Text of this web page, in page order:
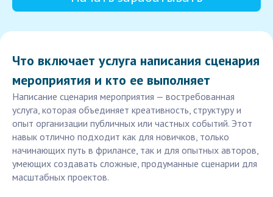
Что включает услуга написания сценария
мероприятия и кто ее выполняет
Написание сценария мероприятия — востребованная
услуга, которая объединяет креативность, структуру и
опыт организации публичных или частных событий. Этот
навык отлично подходит как для новичков, только
начинающих путь в фрилансе, так и для опытных авторов,
умеющих создавать сложные, продуманные сценарии для
масштабных проектов.